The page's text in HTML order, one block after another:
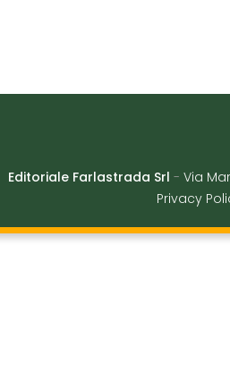
Editoriale Farlastrada Srl - Via
Privacy